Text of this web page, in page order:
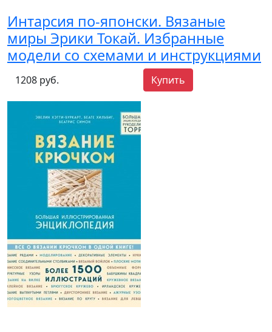
Интарсия по-японски. Вязаные
миры Эрики Токай. Избранные
модели со схемами и инструкциями
1208 руб. Купить